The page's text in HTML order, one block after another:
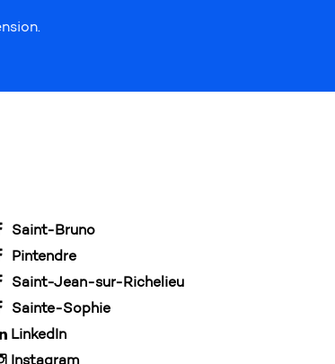
Saint-Bruno
Pintendre
Saint-Jean-sur-Richelieu
Sainte-Sophie
LinkedIn
Instagram